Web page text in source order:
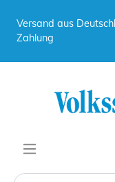
Versand aus
Zahlung